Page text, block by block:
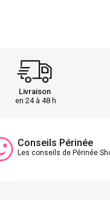
Livraison
en 24 à 48 h
Conseils Périnée
Les conseils de Périnée